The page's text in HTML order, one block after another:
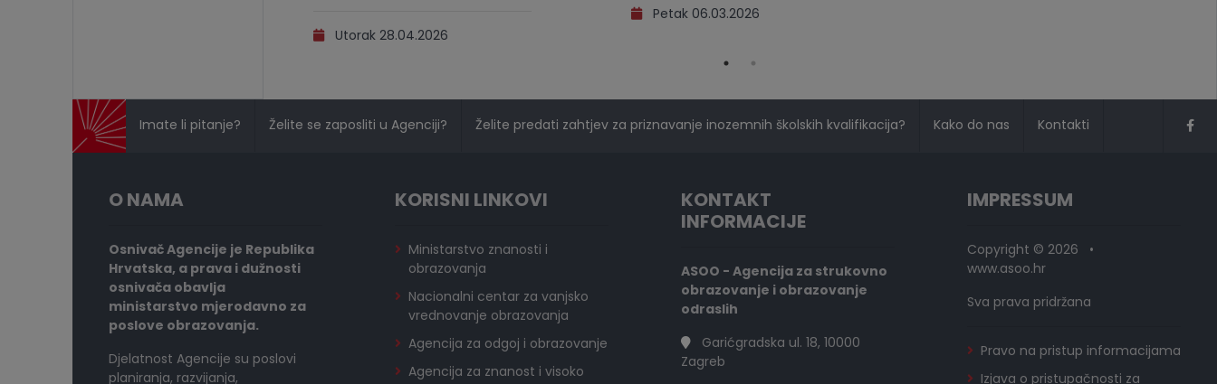
Utorak 28.04.2026
Petak 06.03.2026
Imate li pitanje? Želite se zaposliti u Agenciji? Želite predati zahtjev za priznavanje inozemnih školskih kvalifikacija? Kako do nas Kontakti
O NAMA
Osnivač Agencije je Republika
Hrvatska, a prava i dužnosti
osnivača obavlja
ministarstvo mjerodavno za
poslove obrazovanja.
Djelatnost Agencije su poslovi
planiranja, razvijanja,
KORISNI LINKOVI
Ministarstvo znanosti i
obrazovanja
Nacionalni centar za vanjsko
vrednovanje obrazovanja
Agencija za odgoj i obrazovanje
Agencija za znanost i visoko
KONTAKT
INFORMACIJE
ASOO - Agencija za strukovno
obrazovanje i obrazovanje
odraslih
Garićgradska ul. 18, 10000
Zagreb
IMPRESSUM
Copyright © 2026 •
www.asoo.hr
Sva prava pridržana
Pravo na pristup informacijama
Izjava o pristupačnosti za